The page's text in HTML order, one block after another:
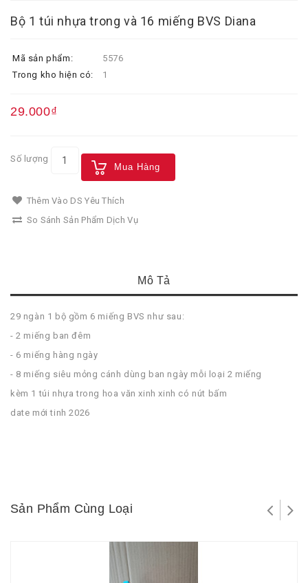
Bộ 1 túi nhựa trong và 16 miếng BVS Diana
Mã sản phẩm:
5576
Trong kho hiện có:
1
29.000₫
Số lượng
Mua Hàng
Thêm Vào DS Yêu Thích
So Sánh Sản Phẩm Dịch Vụ
Mô Tả
29 ngàn 1 bộ gồm 6 miếng BVS như sau:
- 2 miếng ban đêm
- 6 miếng hàng ngày
- 8 miếng siêu mỏng cánh dùng ban ngày mỗi loại 2 miếng
kèm 1 túi nhựa trong hoa văn xinh xinh có nút bấm
date mới tinh 2026
Sản Phẩm Cùng Loại